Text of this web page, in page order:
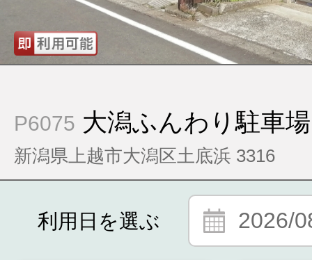
P6075 大潟ふんわり駐車場
新潟県上越市大潟区土底浜 3316
利用日を選ぶ 2026/